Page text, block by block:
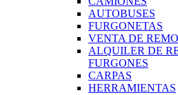
AUTOBUSES
FURGONETAS
VENTA DE
ALQUILER DE
FURGONES
CARPAS
HERRAMIENTAS